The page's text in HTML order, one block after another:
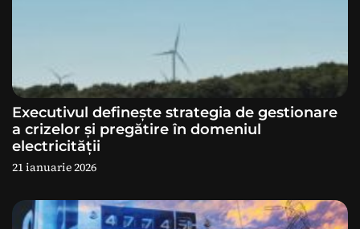
a
r
t
i
Executivul definește strategia de gestionare
a crizelor și pregătire în domeniul
electricității
21 ianuarie 2026